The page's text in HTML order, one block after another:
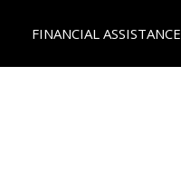
FINANCIAL ASSISTANCE